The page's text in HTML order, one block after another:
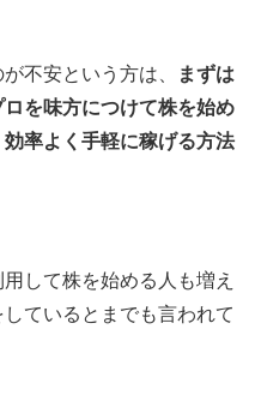
不安という方は、
まずは
を味方につけて株を始め
率よく手軽に稼げる方法
して株を始める人も増え
ているとまでも言われて